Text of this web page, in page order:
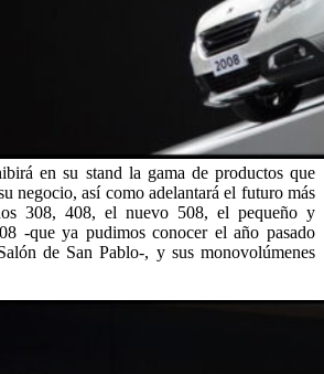
en su stand la gama de productos que
negocio, así como adelantará el futuro más
308, 408, el nuevo 508, el pequeño y
-que ya pudimos conocer el año pasado
de San Pablo-, y sus monovolúmenes